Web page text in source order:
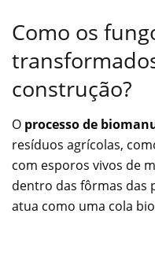
Como os
construção?
O processo de
resíduos agrícolas,
com esporos vivos de
dentro das fôrmas das
atua como uma cola